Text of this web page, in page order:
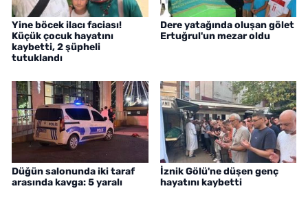
Yine böcek ilacı faciası!
Küçük çocuk hayatını
kaybetti, 2 şüpheli
tutuklandı
Dere yatağında oluşan gölet
Ertuğrul'un mezar oldu
Düğün salonunda iki taraf
arasında kavga: 5 yaralı
İznik Gölü'ne düşen genç
hayatını kaybetti